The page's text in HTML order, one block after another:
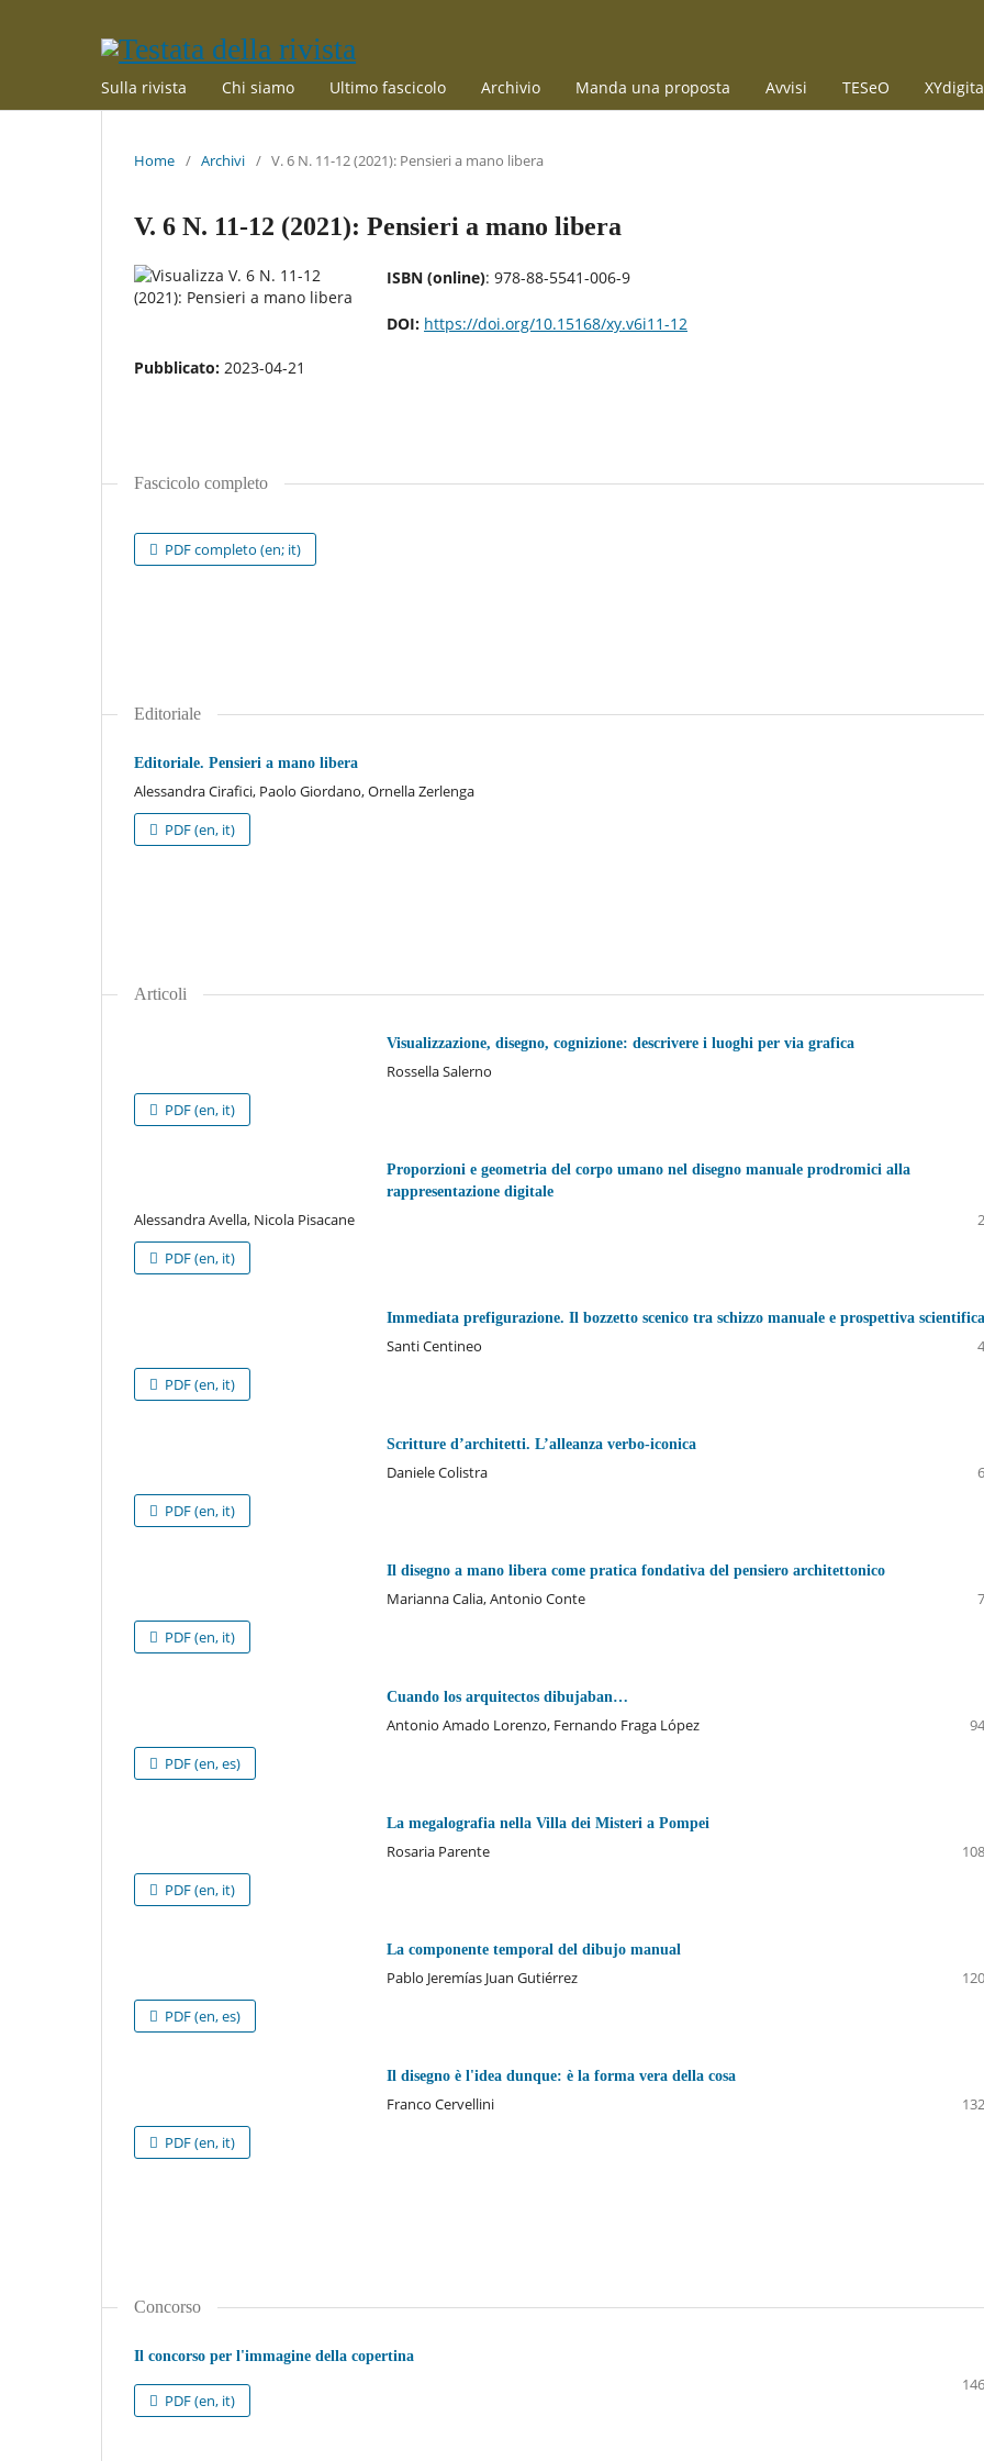
Sulla rivista Chi siamo Ultimo fascicolo Archivio Manda una proposta Avvisi TESeO
Home / Archivi / V. 6 N. 11-12 (2021): Pensieri a mano libera
V. 6 N. 11-12 (2021): Pensieri a mano libera
ISBN (online): 978-88-5541-006-9
DOI: https://doi.org/10.15168/xy.v6i11-12
Pubblicato: 2023-04-21
Fascicolo completo
PDF completo (en; it)
Editoriale
Editoriale. Pensieri a mano libera
Alessandra Cirafici, Paolo Giordano, Ornella Zerlenga
PDF (en, it)
Articoli
Visualizzazione, disegno, cognizione: descrivere i luoghi per via grafica
Rossella Salerno
PDF (en, it)
Proporzioni e geometria del corpo umano nel disegno manuale prodromici alla
rappresentazione digitale
Alessandra Avella, Nicola Pisacane
PDF (en, it)
Immediata prefigurazione. Il bozzetto scenico tra schizzo manuale e prospettiva scientifica
Santi Centineo
PDF (en, it)
Scritture d’architetti. L’alleanza verbo-iconica
Daniele Colistra
PDF (en, it)
Il disegno a mano libera come pratica fondativa del pensiero architettonico
Marianna Calia, Antonio Conte
PDF (en, it)
Cuando los arquitectos dibujaban…
Antonio Amado Lorenzo, Fernando Fraga López
PDF (en, es)
La megalografia nella Villa dei Misteri a Pompei
Rosaria Parente
PDF (en, it)
La componente temporal del dibujo manual
Pablo Jeremías Juan Gutiérrez
PDF (en, es)
Il disegno è l'idea dunque: è la forma vera della cosa
Franco Cervellini
PDF (en, it)
Concorso
Il concorso per l'immagine della copertina
PDF (en, it)